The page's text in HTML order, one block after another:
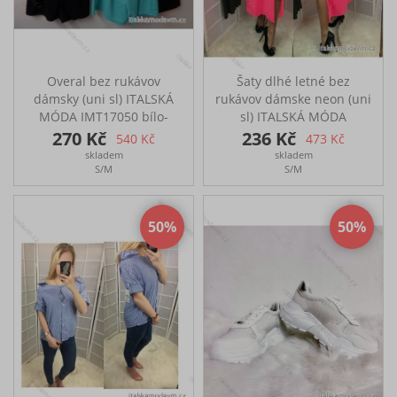
- 138cm, délka - 97cm
3XL - přes prsa - 136cm,
Overal bez rukávov
dámsky (uni sl) ITALSKÁ
MÓDA IMT17050 bílo-
černá
270 Kč 540 Kč
skladem
S/M
Šaty dlhé letné bez
rukávov dámske neon (uni
sl) ITALSKÁ MÓDA
IMT18439/DR
Šaty dlouhé letní bez
rukávů Rozměry přes
prsa: 36cm2, délka:
236 Kč 473 Kč
skladem
S/M
50 50